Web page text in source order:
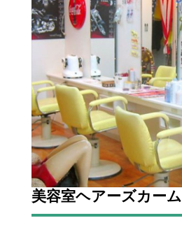
美容室ヘアーズカーム